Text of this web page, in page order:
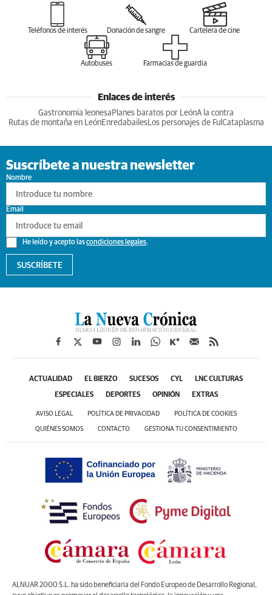
Teléfonos de interés Donación de sangre Cartelera de cine
Autobuses Farmacias de guardia
Enlaces de interés
Gastronomia leonesa Planes baratos por LeónA la contra
Rutas de montaña en LeónEnredabailesLos personajes de Ful Cataplasma
Suscríbete a nuestra newsletter
Nombre
He leído y acepto lascondiciones legales.
Email
SUSCRÍBETE
ACTUALIDAD EL BIERZO SUCESOS CYL LNC CULTURAS
ESPECIALES DEPORTES OPINIÓN EXTRAS
AVISO LEGAL POLÍTICA DE PRIVACIDAD POLÍTICA DE COOKIES
QUIÉNES SOMOS CONTACTO GESTIONA TU CONSENTIMIENTO
ALNUAR 2000 S.L. ha sido beneficiaria del Fondo Europeo de Desarrollo Regional,